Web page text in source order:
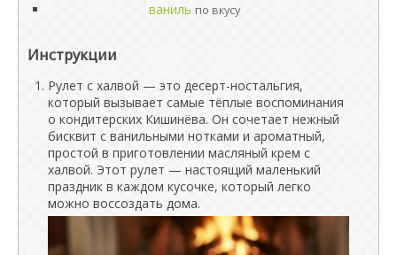
ваниль по вкусу
Инструкции
Рулет с халвой — это десерт-ностальгия,
который вызывает самые тёплые воспоминания
о кондитерских Кишинёва. Он сочетает нежный
бисквит с ванильными нотками и ароматный,
простой в приготовлении масляный крем с
халвой. Этот рулет — настоящий маленький
праздник в каждом кусочке, который легко
можно воссоздать дома.